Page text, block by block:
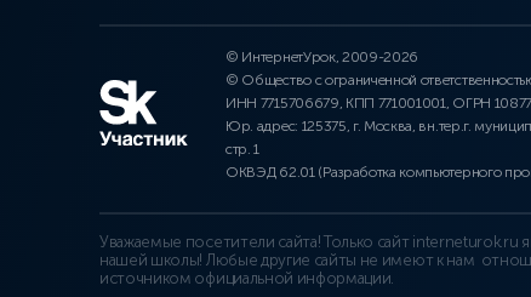
© ИнтернетУрок, 2009-2026
© Общество с ограниченной
ИНН 7715706679, КПП 771001001, ОГРН
Юр. адрес: 125375, г. Москва, вн.тер.г.
стр. 1
ОКВЭД 62.01 (Разработка компьютерного
Уважаемые посетители сайта! Только сайт interneturok.ru
нашей школы! Любые другие сайты не имеют к нам
источником официальной информации.